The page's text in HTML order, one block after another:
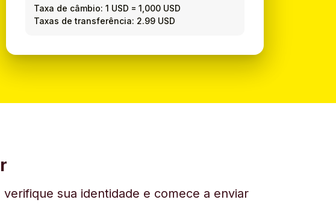
Taxa de câmbio: 1 USD =1,000 USD
Taxas de transferência: 2.99 USD
sua identidade e comece a enviar